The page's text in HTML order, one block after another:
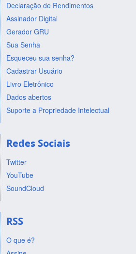
Declaração de Rendimentos
Assinador Digital
Gerador GRU
Sua Senha
Esqueceu sua senha?
Cadastrar Usuário
Livro Eletrônico
Dados abertos
Suporte a Propriedade Intelectual
Redes Sociais
Twitter
YouTube
SoundCloud
RSS
O que é?